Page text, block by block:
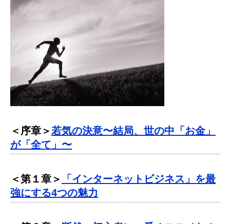
＜序章＞若気の決意〜結局、世の中「お金」
が「全て」〜
＜第１章＞
「インターネットビジネス」を最
強にする4つの魅力